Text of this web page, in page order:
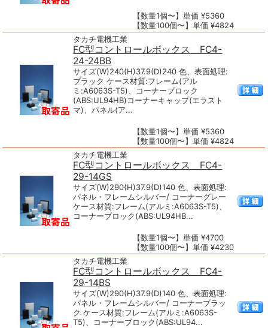
【数量1個〜】単価 ¥5360
【数量100個〜】単価 ¥4824
タカチ電機工業
FC型コントロールボックス FC4-
24-24BB
サイズ(W)240(H)37.9(D)240 色、表面処理:
ブラック ケース材質:フレーム(アル
ミ:A6063S-T5)、コーナーブロック
(ABS:UL94HB)コーナーキャップ(エラスト
マ)、パネル(ア...
【数量1個〜】単価 ¥5360
【数量100個〜】単価 ¥4824
タカチ電機工業
FC型コントロールボックス FC4-
29-14GS
サイズ(W)290(H)37.9(D)140 色、表面処理:
パネル・フレームシルバー/ コーナーグレー
ケース材質:フレーム(アルミ:A6063S-T5)、
コーナーブロック(ABS:UL94HB...
【数量1個〜】単価 ¥4700
【数量100個〜】単価 ¥4230
タカチ電機工業
FC型コントロールボックス FC4-
29-14BS
サイズ(W)290(H)37.9(D)140 色、表面処理:
パネル・フレームシルバー/ コーナーブラッ
ク ケース材質:フレーム(アルミ:A6063S-
T5)、コーナーブロック(ABS:UL94...